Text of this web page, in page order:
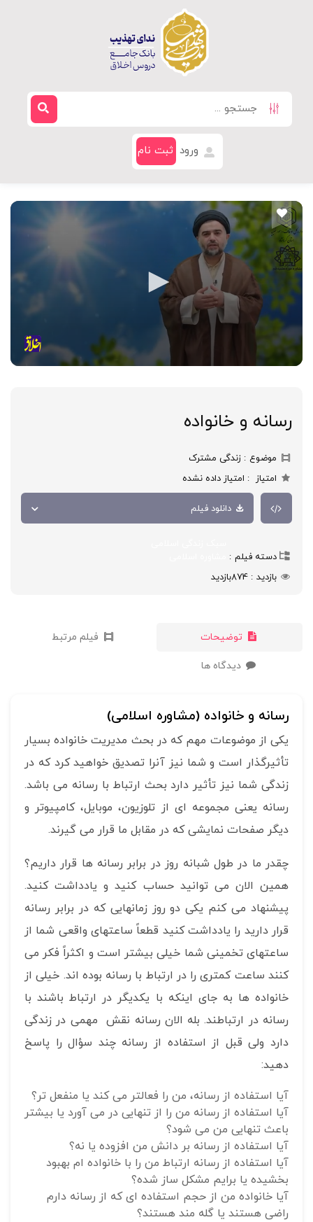
ورود ثبت نام
رسانه و خانواده
موضوع
زندگی مشترک
امتیاز
امتیاز داده نشده
دانلود فیلم
دسته فیلم
بازدید
874بازدید
توضیحات فیلم مرتبط
دیدگاه ها
رسانه و خانواده (مشاوره اسلامی)
یکی از موضوعات مهم که در بحث مدیریت خانواده بسیار
تأثیرگذار است و شما نیز آنرا تصدیق خواهید کرد که در
زندگی شما نیز تأثیر دارد بحث ارتباط با رسانه می باشد.
رسانه یعنی مجموعه ای از تلوزیون، موبایل، کامپیوتر و
دیگر صفحات نمایشی که در مقابل ما قرار می گیرند.
چقدر ما در طول شبانه روز در برابر رسانه ها قرار داریم؟
همین الان می توانید حساب کنید و یادداشت کنید.
پیشنهاد می کنم یکی دو روز زمانهایی که در برابر رسانه
قرار دارید را یادداشت کنید قطعاً ساعتهای واقعی شما از
ساعتهای تخمینی شما خیلی بیشتر است و اکثراً فکر می
کنند ساعت کمتری را در ارتباط با رسانه بوده اند. خیلی از
خانواده ها به جای اینکه با یکدیگر در ارتباط باشند با
رسانه در ارتباطند. بله الان رسانه نقش مهمی در زندگی
دارد ولی قبل از استفاده از رسانه چند سؤال را پاسخ
دهید:
آیا استفاده از رسانه، من را فعالتر می کند یا منفعل تر؟
آیا استفاده از رسانه من را از تنهایی در می آورد یا بیشتر
باعث تنهایی من می شود؟
آیا استفاده از رسانه بر دانش من افزوده یا نه؟
آیا استفاده از رسانه ارتباط من را با خانواده ام بهبود
بخشیده یا برایم مشکل ساز شده؟
آیا خانواده من از حجم استفاده ای که از رسانه دارم
راضی هستند یا گله مند هستند؟